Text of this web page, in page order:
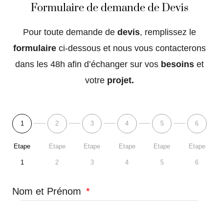
Formulaire de demande de Devis
Pour toute demande de devis, remplissez le
formulaire ci-dessous et nous vous contacterons
dans les 48h afin d’échanger sur vos besoins et
votre projet.
1
Etape
1
2
Etape
2
3
Etape
3
4
Etape
4
5
Etape
5
6
Etape
6
Nom et Prénom